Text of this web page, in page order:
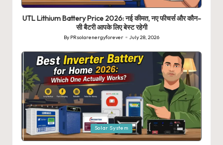
in
UTL Lithium Battery Price 2026: नई कीमत, नए फीचर्स और कौन-
सी बैटरी आपके लिए बेस्ट रहेगी
Posted
By PRsolarenergyforever July 28, 2026
Posted
in
Solar System